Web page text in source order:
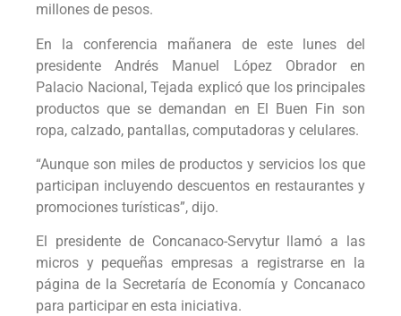
millones de pesos.
En la conferencia mañanera de este lunes del
presidente Andrés Manuel López Obrador en
Palacio Nacional, Tejada explicó que los principales
productos que se demandan en El Buen Fin son
ropa, calzado, pantallas, computadoras y celulares.
“Aunque son miles de productos y servicios los que
participan incluyendo descuentos en restaurantes y
promociones turísticas”, dijo.
El presidente de Concanaco-Servytur llamó a las
micros y pequeñas empresas a registrarse en la
página de la Secretaría de Economía y Concanaco
para participar en esta iniciativa.